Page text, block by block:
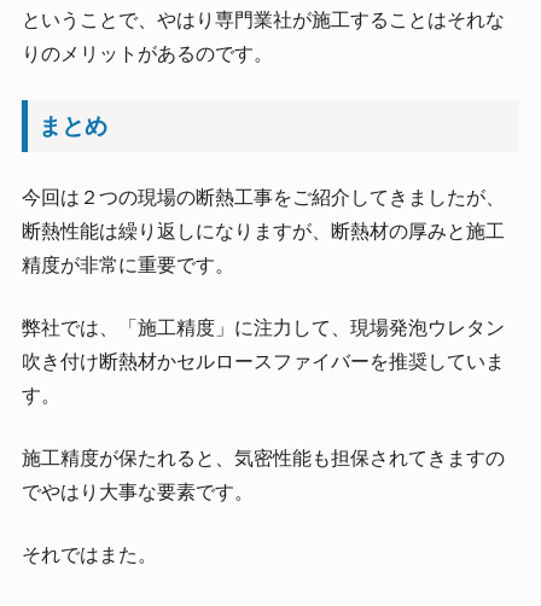
ということで、やはり専門業社が施工することはそれな
りのメリットがあるのです。
まとめ
今回は２つの現場の断熱工事をご紹介してきましたが、
断熱性能は繰り返しになりますが、断熱材の厚みと施工
精度が非常に重要です。
弊社では、「施工精度」に注力して、現場発泡ウレタン
吹き付け断熱材かセルロースファイバーを推奨していま
す。
施工精度が保たれると、気密性能も担保されてきますの
でやはり大事な要素です。
それではまた。